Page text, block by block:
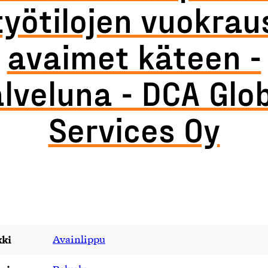
avaimet käteen -
- DCA
Services Oy
Avainlippu